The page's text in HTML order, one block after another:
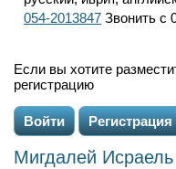
054-2013847 Звонить с
Если вы хотите
регистрацию
Войти Регистрация
Мигдалей Исраель